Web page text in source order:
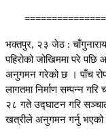
भक्तपुर, २३ जेठ :
पहिरोको जोखिममा परे
अनुगमन गरेको छ । पाँच
लागतमा निर्माण सम्पन्न
२८ गते उद्घाटन गरि
खत्रीले अनुगमन गर्नु भएको